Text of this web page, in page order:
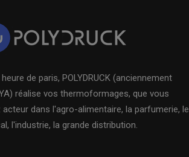
de paris, POLYDRUCK (anciennement
réalise vos thermoformages, que vous
acteur dans l'agro-alimentaire, la parfumerie, le
l'industrie, la grande distribution.